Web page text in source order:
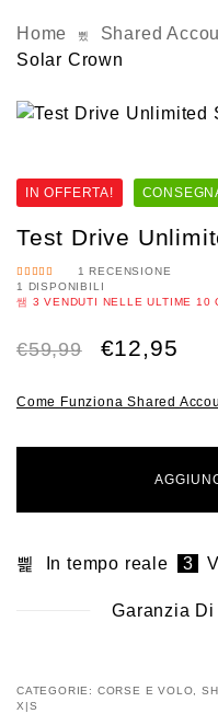
Home Shared
Solar Crown
IN OFFERTA!
Test Drive
VALUTAT
O 5.00
1 RECENSIONE
1 DISPONIBILI
3 VENDUTI NELLE ULTIME 10
€59,99 €12,95
Come Funziona Shared
In tempo reale 3
Garanzia
CATEGORIE: CORSE E VOLO ,
X|S